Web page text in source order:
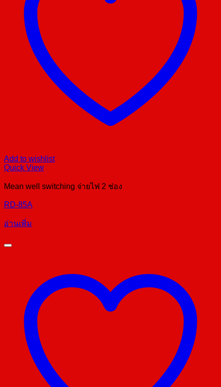
Add to wishlist
Quick View
Mean well switching จ่ายไฟ 2 ช่อง
RD-85A
อ่านเพิ่ม